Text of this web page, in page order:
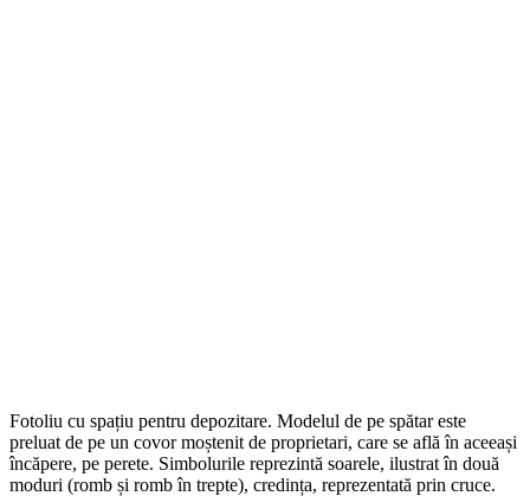
Fotoliu cu spațiu pentru depozitare. Modelul de pe spătar este
preluat de pe un covor moștenit de proprietari, care se află în aceeași
încăpere, pe perete. Simbolurile reprezintă soarele, ilustrat în două
moduri (romb și romb în trepte), credința, reprezentată prin cruce.